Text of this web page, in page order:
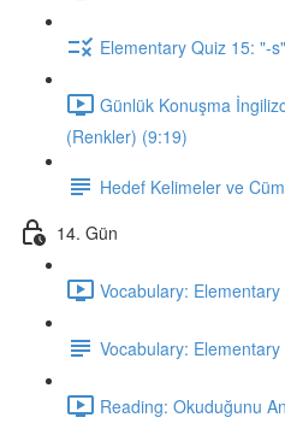
Elementary Quiz 15: "-s"
Günlük Konuşma
(Renkler) (9:19)
Hedef Kelimeler ve
14. Gün
Vocabulary:
Vocabulary:
Reading: Okuduğunu